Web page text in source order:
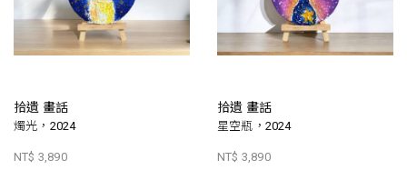
拾遺 畫話
燭光，2024
NT$ 3,890
拾遺 畫話
星空瓶，2024
NT$ 3,890